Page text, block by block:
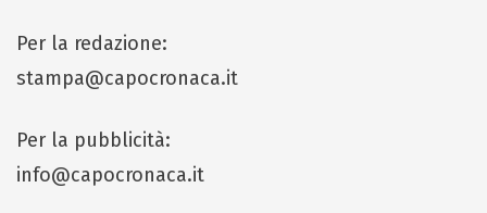
Per la redazione:
stampa@capocronaca.it
Per la pubblicità:
info@capocronaca.it